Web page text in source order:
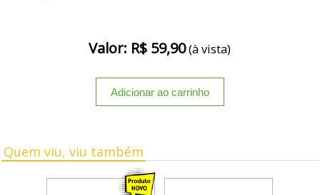
Valor: R$ 59,90(à vista)
Quem viu, viu também